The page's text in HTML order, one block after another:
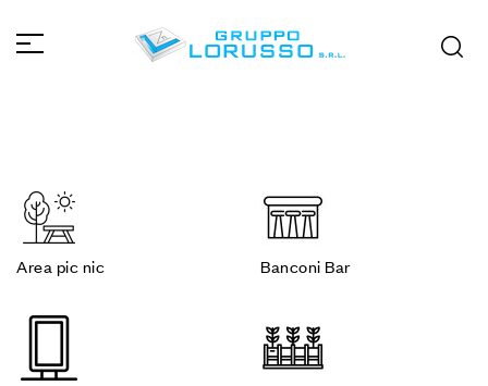
Area pic nic Banconi Bar